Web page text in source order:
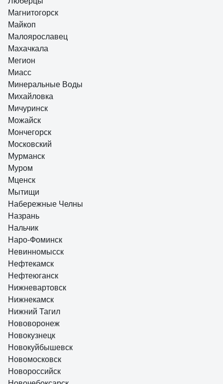
Магнитогорск
Майкоп
Малоярославец
Махачкала
Мегион
Миасс
Минеральные Воды
Михайловка
Мичуринск
Можайск
Мончегорск
Московский
Мурманск
Муром
Мценск
Мытищи
Набережные Челны
Назрань
Нальчик
Наро-Фоминск
Невинномысск
Нефтекамск
Нефтеюганск
Нижневартовск
Нижнекамск
Нижний Тагил
Нововоронеж
Новокузнецк
Новокуйбышевск
Новомосковск
Новороссийск